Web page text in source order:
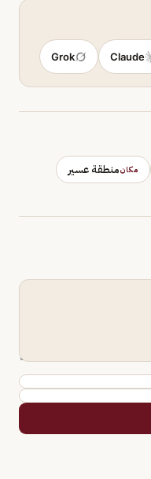
Claude
Grok
مكانمنطقة عسير